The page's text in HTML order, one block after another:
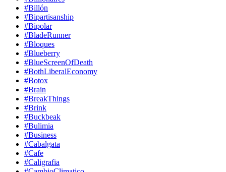
#Billón
#Bipartisanship
#Bipolar
#BladeRunner
#Bloques
#Blueberry
#BlueScreenOfDeath
#BothLiberalEconomy
#Botox
#Brain
#BreakThings
#Brink
#Buckbeak
#Bulimia
#Business
#Cabalgata
#Cafe
#Caligrafia